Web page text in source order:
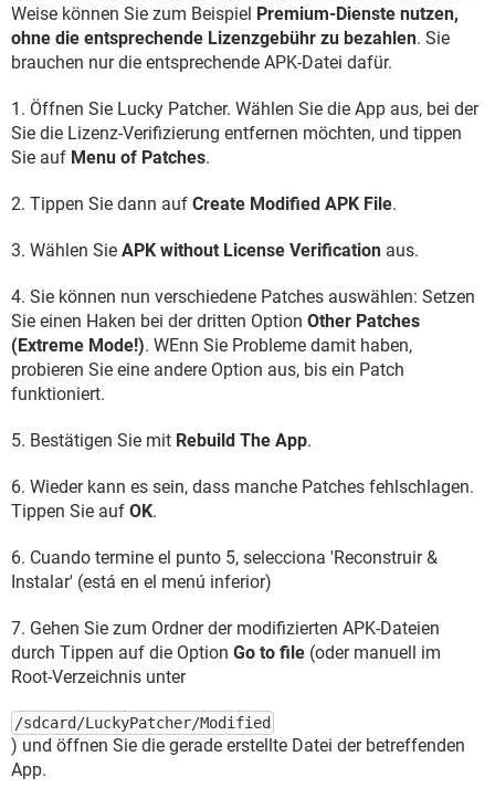
Weise können Sie zum Beispiel Premium-Dienste nutzen,
ohne die entsprechende Lizenzgebühr zu bezahlen. Sie
brauchen nur die entsprechende APK-Datei dafür.
1. Öffnen Sie Lucky Patcher. Wählen Sie die App aus, bei der
Sie die Lizenz-Verifizierung entfernen möchten, und tippen
Sie auf Menu of Patches.
2. Tippen Sie dann auf Create Modified APK File.
3. Wählen Sie APK without License Verification aus.
4. Sie können nun verschiedene Patches auswählen: Setzen
Sie einen Haken bei der dritten Option Other Patches
(Extreme Mode!). WEnn Sie Probleme damit haben,
probieren Sie eine andere Option aus, bis ein Patch
funktioniert.
5. Bestätigen Sie mit Rebuild The App.
6. Wieder kann es sein, dass manche Patches fehlschlagen.
Tippen Sie auf OK.
6. Cuando termine el punto 5, selecciona 'Reconstruir &
Instalar' (está en el menú inferior)
7. Gehen Sie zum Ordner der modifizierten APK-Dateien
durch Tippen auf die Option Go to file (oder manuell im
Root-Verzeichnis unter
/sdcard/LuckyPatcher/Modified
) und öffnen Sie die gerade erstellte Datei der betreffenden
App.